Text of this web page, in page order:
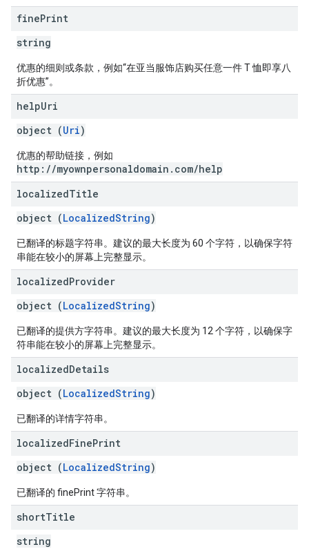
finePrint
string
优惠的细则或条款，例如“在亚当服饰店购买任意一件 T 恤即享八
折优惠”。
helpUri
object (Uri)
优惠的帮助链接，例如
http://myownpersonaldomain.com/help
localizedTitle
object (LocalizedString)
已翻译的标题字符串。建议的最大长度为 60 个字符，以确保字符
串能在较小的屏幕上完整显示。
localizedProvider
object (LocalizedString)
已翻译的提供方字符串。建议的最大长度为 12 个字符，以确保字
符串能在较小的屏幕上完整显示。
localizedDetails
object (LocalizedString)
已翻译的详情字符串。
localizedFinePrint
object (LocalizedString)
已翻译的 finePrint 字符串。
shortTitle
string